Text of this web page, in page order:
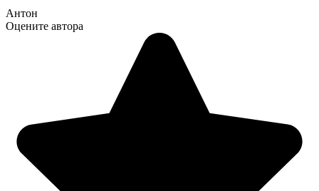
Антон
Оцените автора